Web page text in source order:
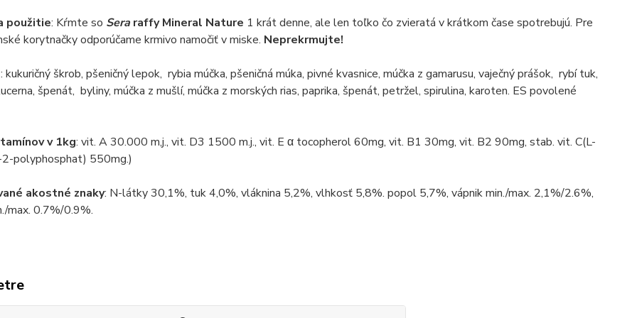
použitie: Kŕmte so Seraraffy Mineral Nature 1 krát denne, ale len toľko čo zvieratá v krátkom čase spotrebujú. Pre
korytnačky odporúčame krmivo namočiť v miske. Neprekrmujte!
: kukuričný škrob, pšeničný lepok, rybia múčka, pšeničná múka, pivné kvasnice, múčka z gamarusu, vaječný prášok, rybí tuk,
špenát, byliny, múčka z mušlí, múčka z morských rias, paprika, špenát, petržel, spirulina, karoten. ES povolené
v 1kg: vit. A 30.000 m,j., vit. D3 1500 m.j., vit. E α tocopherol 60mg, vit. B1 30mg, vit. B2 90mg, stab. vit. C(L-
polyphosphat) 550mg.)
akostné znaky: N-látky 30,1%, tuk 4,0%, vláknina 5,2%, vlhkosť 5,8%. popol 5,7%, vápnik min./max. 2,1%/2.6%,
max. 0.7%/0.9%.